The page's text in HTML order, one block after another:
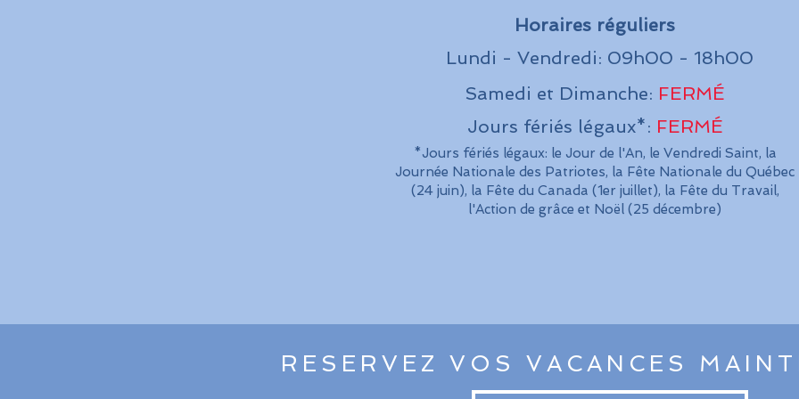
Horaires réguliers
Lundi - Vendredi: 09h00 - 18h00
Samedi et Dimanche: FERMÉ
Jours fériés légaux*: FERMÉ
*Jours fériés légaux: le Jour de l'An, le Vendredi Saint, la
Journée Nationale des Patriotes, la Fête Nationale du Québec
(24 juin), la Fête du Canada (1er juillet), la Fête du Travail,
l'Action de grâce et Noël (25 décembre)
RESERVEZ VOS VACANCES